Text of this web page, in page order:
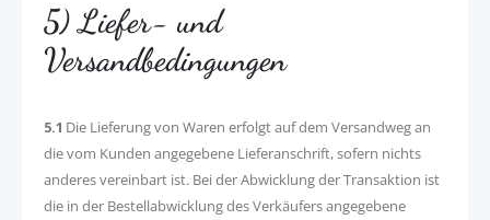
5) Liefer- und
Versandbedingungen
5.1 Die Lieferung von Waren erfolgt auf dem Versandweg an
die vom Kunden angegebene Lieferanschrift, sofern nichts
anderes vereinbart ist. Bei der Abwicklung der Transaktion ist
die in der Bestellabwicklung des Verkäufers angegebene